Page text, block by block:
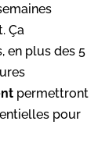
Ça
en plus des 5
permettront
pour